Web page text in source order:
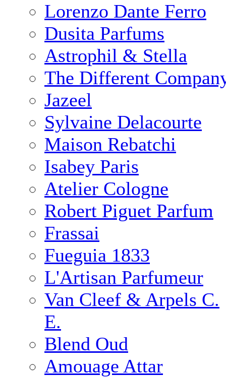
Lorenzo Dante Ferro
Dusita Parfums
Astrophil & Stella
The Different
Jazeel
Sylvaine Delacourte
Maison Rebatchi
Isabey Paris
Atelier Cologne
Robert Piguet Parfum
Frassai
Fueguia 1833
L'Artisan Parfumeur
Van Cleef & Arpels C.
E.
Blend Oud
Amouage Attar